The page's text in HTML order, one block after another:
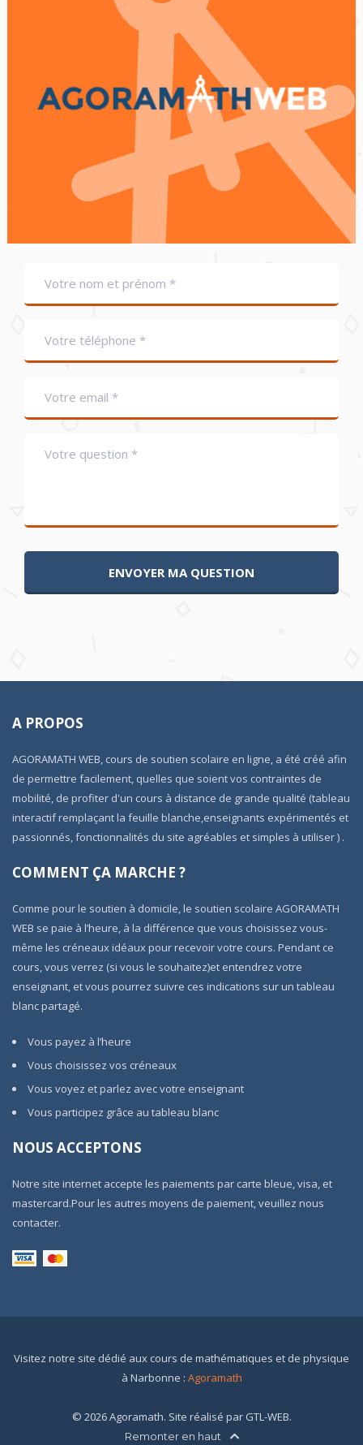
A PROPOS
AGORAMATH WEB, cours de soutien scolaire en ligne, a été créé afin
de permettre facilement, quelles que soient vos contraintes de
mobilité, de profiter d'un cours à distance de grande qualité (tableau
interactif remplaçant la feuille blanche,enseignants expérimentés et
passionnés, fonctionnalités du site agréables et simples à utiliser ) .
COMMENT ÇA MARCHE ?
Comme pour le soutien à domicile, le soutien scolaire AGORAMATH
WEB se paie à l’heure, à la différence que vous choisissez vous-
même les créneaux idéaux pour recevoir votre cours. Pendant ce
cours, vous verrez (si vous le souhaitez)et entendrez votre
enseignant, et vous pourrez suivre ces indications sur un tableau
blanc partagé.
Vous payez à l’heure
Vous choisissez vos créneaux
Vous voyez et parlez avec votre enseignant
Vous participez grâce au tableau blanc
NOUS ACCEPTONS
Notre site internet accepte les paiements par carte bleue, visa, et
mastercard.Pour les autres moyens de paiement, veuillez nous
contacter.
Visitez notre site dédié aux cours de mathématiques et de physique
à Narbonne : Agoramath
© 2026 Agoramath. Site réalisé par GTL-WEB.
Remonter en haut